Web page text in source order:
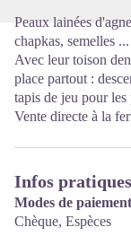
Peaux lainées
chapkas, semelles ...
Avec leur toison
place partout :
tapis de jeu pour les
Vente directe à la
Infos pratiques
Modes de
Chèque, Espèces